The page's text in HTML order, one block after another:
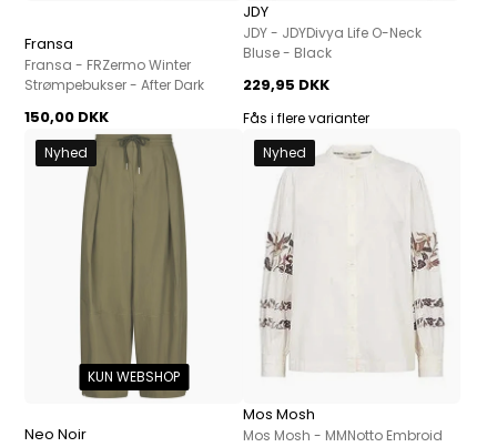
Fransa
Fransa - FRZermo Winter
Strømpebukser - After Dark
150,00 DKK
JDY
JDY - JDYDivya Life O-Neck
Bluse - Black
229,95 DKK
Fås i flere varianter
Nyhed
KUN WEBSHOP
Neo Noir
Nyhed
Mos Mosh
Mos Mosh - MMNotto Embroid